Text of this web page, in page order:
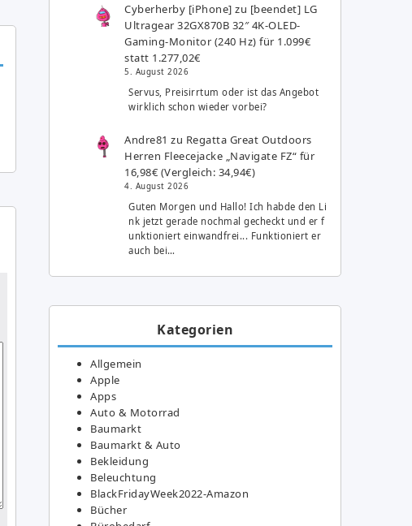
Cyberherby [iPhone] zu [beendet] LG
Ultragear 32GX870B 32″ 4K-OLED-
Gaming-Monitor (240 Hz) für 1.099€
statt 1.277,02€
5. August 2026
Servus, Preisirrtum oder ist das Angebot
wirklich schon wieder vorbei?
Andre81 zu Regatta Great Outdoors
Herren Fleecejacke „Navigate FZ“ für
16,98€ (Vergleich: 34,94€)
4. August 2026
Guten Morgen und Hallo! Ich habde den Li
nk jetzt gerade nochmal gecheckt und er f
unktioniert einwandfrei... Funktioniert er
auch bei…
Kategorien
Allgemein
Apple
Apps
Auto & Motorrad
Baumarkt
Baumarkt & Auto
Bekleidung
Beleuchtung
BlackFridayWeek2022-Amazon
Bücher